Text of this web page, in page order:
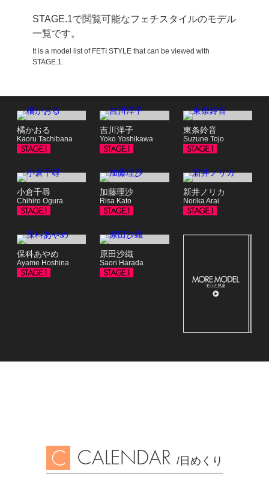
STAGE.1で閲覧可能なフェチスタイルのモデル
一覧です。
It is a model list of FETI STYLE that can be viewed with
STAGE.1.
橘かおる
Kaoru Tachibana
吉川洋子
Yoko Yoshikawa
東条鈴音
Suzune Tojo
小倉千尋
Chihiro Ogura
加藤理沙
Risa Kato
新井ノリカ
Norika Arai
保科あやめ
Ayame Hoshina
原田沙織
Saori Harada
CALENDAR /日めくり